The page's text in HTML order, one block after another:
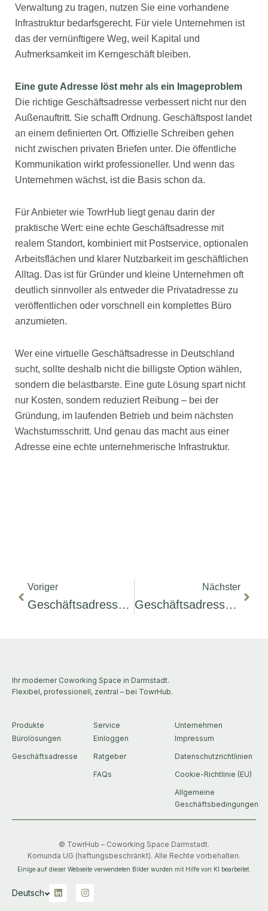
Verwaltung zu tragen, nutzen Sie eine vorhandene
Infrastruktur bedarfsgerecht. Für viele Unternehmen ist
das der vernünftigere Weg, weil Kapital und
Aufmerksamkeit im Kerngeschäft bleiben.
Eine gute Adresse löst mehr als ein Imageproblem
Die richtige Geschäftsadresse verbessert nicht nur den
Außenauftritt. Sie schafft Ordnung. Geschäftspost landet
an einem definierten Ort. Offizielle Schreiben gehen
nicht zwischen privaten Briefen unter. Die öffentliche
Kommunikation wirkt professioneller. Und wenn das
Unternehmen wächst, ist die Basis schon da.
Für Anbieter wie TowrHub liegt genau darin der
praktische Wert: eine echte Geschäftsadresse mit
realem Standort, kombiniert mit Postservice, optionalen
Arbeitsflächen und klarer Nutzbarkeit im geschäftlichen
Alltag. Das ist für Gründer und kleine Unternehmen oft
deutlich sinnvoller als entweder die Privatadresse zu
veröffentlichen oder vorschnell ein komplettes Büro
anzumieten.
Wer eine virtuelle Geschäftsadresse in Deutschland
sucht, sollte deshalb nicht die billigste Option wählen,
sondern die belastbarste. Eine gute Lösung spart nicht
nur Kosten, sondern reduziert Reibung – bei der
Gründung, im laufenden Betrieb und beim nächsten
Wachstumsschritt. Und genau das macht aus einer
Adresse eine echte unternehmerische Infrastruktur.
Voriger
Geschäftsadresse Für Freiberufler Richtig Wählen
Nächster
Geschäftsadresse Für GmbH Gründung Wählen
Ihr moderner Coworking Space in Darmstadt.
Flexibel, professionell, zentral – bei TowrHub.
Produkte
Bürolösungen
Geschäftsadresse
Service
Einloggen
Ratgeber
FAQs
Unternehmen
Impressum
Datenschutzrichtlinien
Cookie-Richtlinie (EU)
Allgemeine
Geschäftsbedingungen
© TowrHub – Coworking Space Darmstadt.
Komunda UG (haftungsbeschränkt). Alle Rechte vorbehalten.
Einige auf dieser Webseite verwendeten Bilder wurden mit Hilfe von KI bearbeitet.
Deutsch L
i
I
n